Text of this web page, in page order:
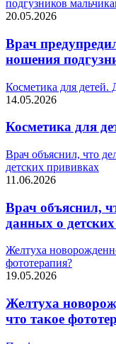
подгузников
20.05.2026
Врач
ношения
Косметика для детей.
14.05.2026
Косметика для
Врач объяснил, что
детских прививках
11.06.2026
Врач объяснил,
данных о
Желтуха
фототерапия?
19.05.2026
Желтуха
что такое